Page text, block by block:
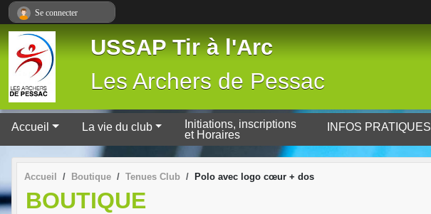
USSAP Tir à l'Arc
Les Archers de Pessac
Accueil La vie du club
Initiations, inscriptions
et Horaires
INFOS PRATIQUES
Accueil Boutique Tenues Club Polo avec logo cœur + dos
BOUTIQUE
Se connecter
Panneau de gestion des cookies